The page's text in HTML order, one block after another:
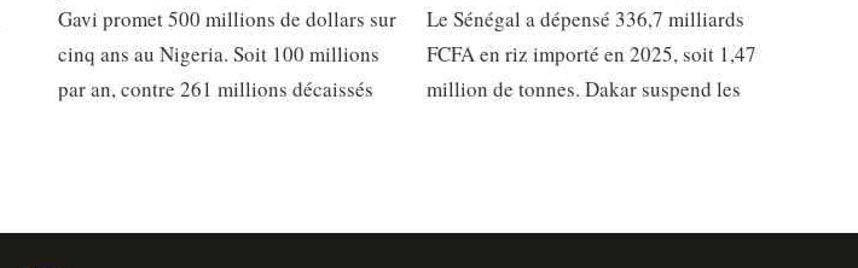
Gavi promet 500 millions de dollars sur
cinq ans au Nigeria. Soit 100 millions
par an, contre 261 millions décaissés
Le Sénégal a dépensé 336,7 milliards
FCFA en riz importé en 2025, soit 1,47
million de tonnes. Dakar suspend les